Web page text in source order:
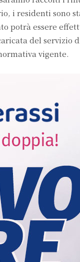
i residenti sono
potrà essere
del servizio
vigente.